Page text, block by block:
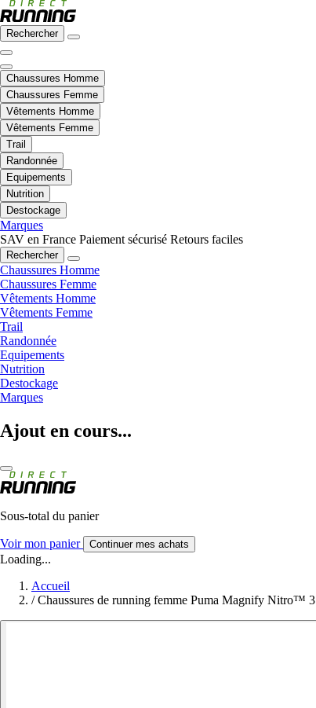
Rechercher
Chaussures Homme
Chaussures Femme
Vêtements Homme
Vêtements Femme
Trail
Randonnée
Equipements
Nutrition
Destockage
Marques
SAV en France Paiement sécurisé Retours faciles
Rechercher
Chaussures Homme
Chaussures Femme
Vêtements Homme
Vêtements Femme
Trail
Randonnée
Equipements
Nutrition
Destockage
Marques
Ajout en cours...
Sous-total du panier
Voir mon panier Continuer mes achats
Loading...
Accueil
/ Chaussures de running femme Puma Magnify Nitro™ 3